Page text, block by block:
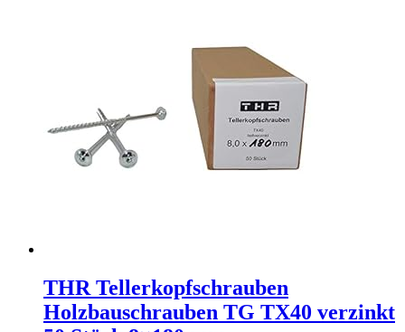
THR Tellerkopfschrauben
Holzbauschrauben TG TX40 verzinkt